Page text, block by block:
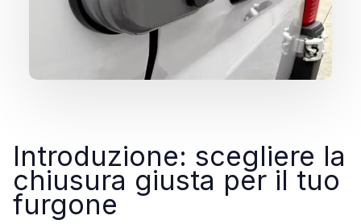
Introduzione: scegliere la
chiusura giusta per il tuo
furgone